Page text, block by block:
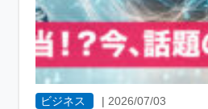
ビジネス | 2026/07/03